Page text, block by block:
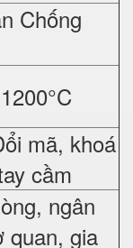
Chống
mã, khoá
cầm
ngân
quan, gia